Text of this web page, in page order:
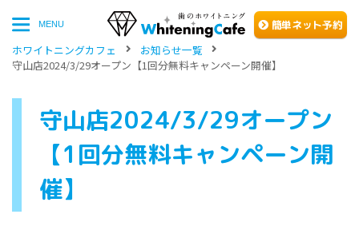
MENU 簡単ネッ ト予約
ホワイトニングカフェ
お知らせ一覧
守山店2024/3/29オープン【1回分無料キャンペーン開催】
守山店2024/3/29オープン
【1回分無料キャンペーン開
催】